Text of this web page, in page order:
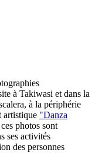
à Takiwasi et dans la
à la périphérie
artistique "Danza
photos sont
ses activités
des personnes